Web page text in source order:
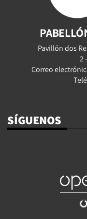
Pavillón dos
2
Correo
SÍGUENOS